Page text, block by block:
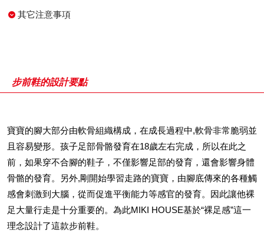
其它注意事項
步前鞋的設計要點
寶寶的腳大部分由軟骨組織構成，在成長過程中,軟骨非常脆弱並
且容易變形。孩子足部骨骼發育在18歲左右完成，所以在此之
前，如果穿不合腳的鞋子，不僅影響足部的發育，還會影響身體
骨骼的發育。另外,剛開始學習走路的寶寶，由腳底傳來的各種觸
感會刺激到大腦，從而促進平衡能力等感官的發育。因此讓他裸
足大量行走是十分重要的。為此MIKI HOUSE基於“裸足感”這一
理念設計了這款步前鞋。